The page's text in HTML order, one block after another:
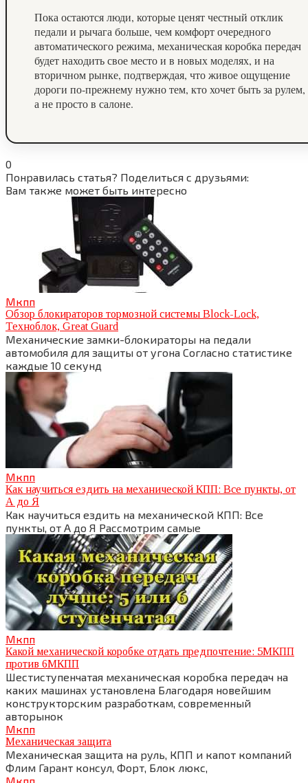
Пока остаются люди, которые ценят честный отклик
педали и рычага больше, чем комфорт очередного
автоматического режима, механическая коробка передач
будет находить свое место и в новых моделях, и на
вторичном рынке, подтверждая, что живое ощущение
дороги по‑прежнему нужно тем, кто хочет быть за рулем,
а не просто в салоне.
0
Понравилась статья? Поделиться с друзьями:
Вам также может быть интересно
Мкпп
Обзор блокираторов тормозной системы Block-Lock,
Техноблок, Great Guard
Механические замки-блокираторы на педали
автомобиля для защиты от угона Согласно статистике
каждые 10 секунд
Мкпп
Как научиться ездить на механической КПП: Все пункты, от
А до Я
Как научиться ездить на механической КПП: Все
пункты, от А до Я Рассмотрим самые
Мкпп
Какой механической коробке отдать предпочтение: 5МКПП
против 6МКПП
Шестиступенчатая механическая коробка передач на
каких машинах установлена Благодаря новейшим
конструкторским разработкам, современный
авторынок
Мкпп
Механическая защита
Механическая защита на руль, КПП и капот компаний
Флим Гарант консул, Форт, Блок люкс,